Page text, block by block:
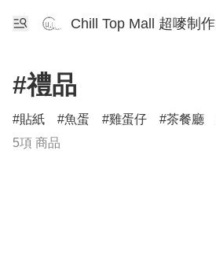
Chill Top Mall 超嘜制作
#禮品
貼紙 魚蛋 雞蛋仔 茶餐廳
5項 商品